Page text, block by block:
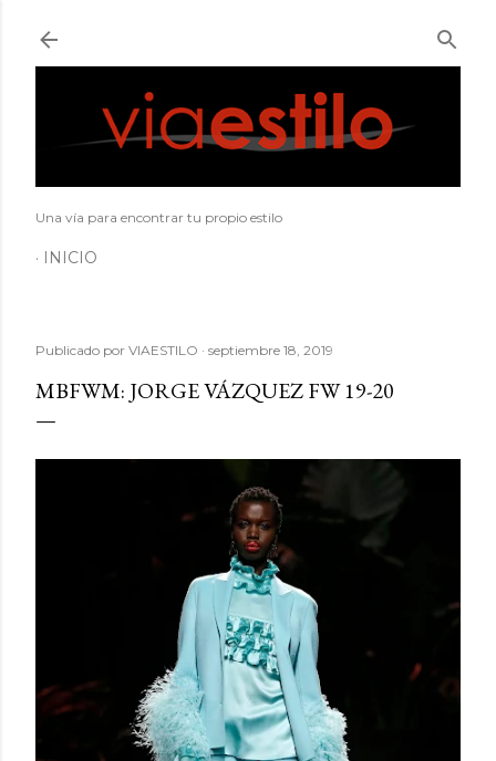
Una vía para encontrar tu propio estilo
INICIO
Publicado por VIAESTILO septiembre 18, 2019
MBFWM: JORGE VÁZQUEZ FW 19-20